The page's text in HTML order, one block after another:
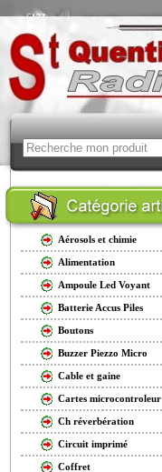
Aérosols et chimie
Alimentation
Ampoule Led Voyant
Batterie Accus Piles
Boutons
Buzzer Piezzo Micro
Cable et gaine
Cartes microcontroleur
Ch réverbération
Circuit imprimé
Coffret